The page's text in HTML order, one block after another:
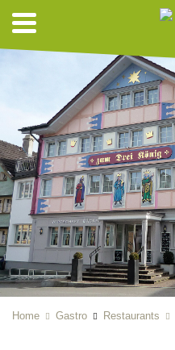
Home Gastro Restaurants